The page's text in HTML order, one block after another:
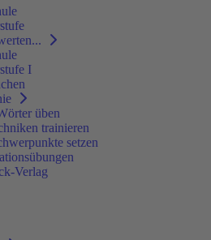
I
üben
trainieren
setzen
Verlag